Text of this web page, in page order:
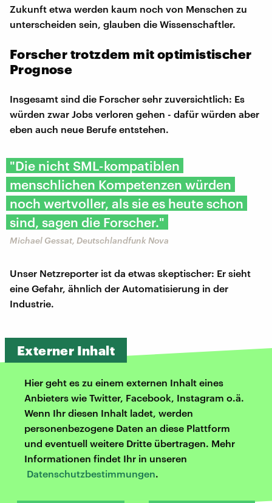
Zukunft etwa werden kaum noch von Menschen zu
unterscheiden sein, glauben die Wissenschaftler.
Forscher trotzdem mit optimistischer
Prognose
Insgesamt sind die Forscher sehr zuversichtlich: Es
würden zwar Jobs verloren gehen - dafür würden aber
eben auch neue Berufe entstehen.
"Die nicht SML-kompatiblen
menschlichen Kompetenzen würden
noch wertvoller, als sie es heute schon
sind, sagen die Forscher."
Michael Gessat, Deutschlandfunk Nova
Unser Netzreporter ist da etwas skeptischer: Er sieht
eine Gefahr, ähnlich der Automatisierung in der
Industrie.
Externer Inhalt
Hier geht es zu einem externen Inhalt eines
Anbieters wie Twitter, Facebook, Instagram o.ä.
Wenn Ihr diesen Inhalt ladet, werden
personenbezogene Daten an diese Plattform
und eventuell weitere Dritte übertragen. Mehr
Informationen findet Ihr in unseren
Datenschutzbestimmungen.